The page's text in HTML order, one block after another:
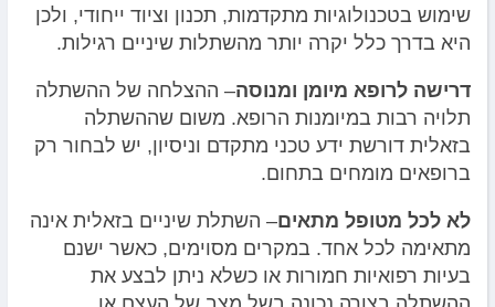
שימוש בטכנולוגיות מתקדמות, תכנון וציוד ייחודי, ולכן
היא בדרך כלל יקרה יותר מהשתלות שיניים רגילות.
דרישה לרופא מיומן ומנוסה– ההצלחה של ההשתלה
תלויה רבות במיומנות הרופא. משום שההשתלה
בזאלית דורשת ידע טכני מתקדם וניסיון, יש לבחור רק
ברופאים מומחים בתחום.
לא לכל מטופל מתאים– השתלת שיניים בזאלית אינה
מתאימה לכל אחד. במקרים מסוימים, כאשר ישנם
בעיות רפואיות חמורות או כשלא ניתן לבצע את